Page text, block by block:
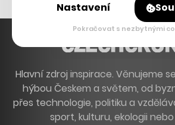
Hlavní zdroj inspirace. Věnujeme
hýbou Českem a světem, od
přes technologie, politiku a
sport, kulturu, ekologii
Nastavení
Pokračovat s nezbytnými